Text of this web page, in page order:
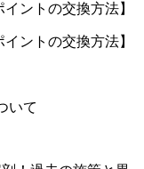
ントの交換方法】
ントの交換方法】
いて